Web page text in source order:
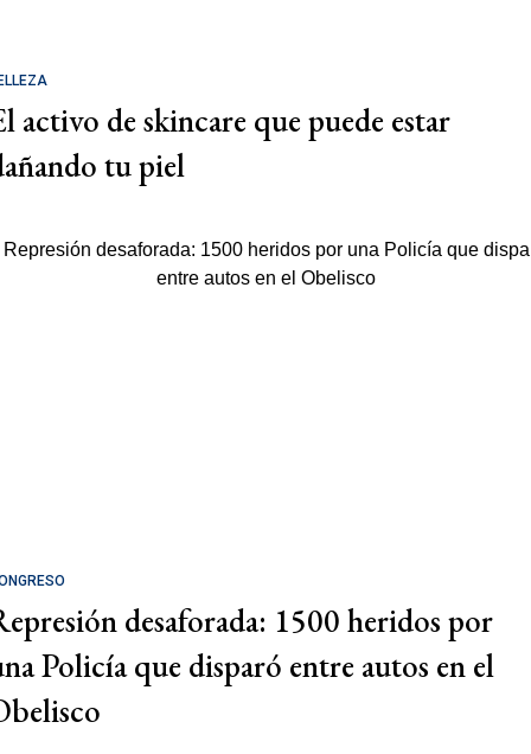
activo de skincare que puede estar
tu piel
desaforada: 1500 heridos por
Policía que disparó entre autos en el